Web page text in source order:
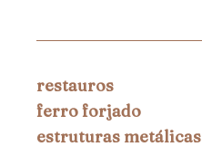
restauros
ferro forjado
estruturas metálicas